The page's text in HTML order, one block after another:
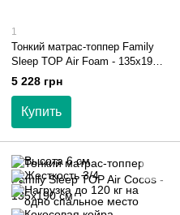
1
Тонкий матрас-топпер Family
Sleep TOP Air Foam - 135х190
см
5 228 грн
Купить